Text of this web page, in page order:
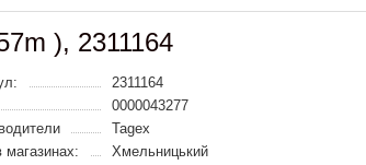
), 2311164
2311164
0000043277
Tagex
магазинах:
Хмельницький